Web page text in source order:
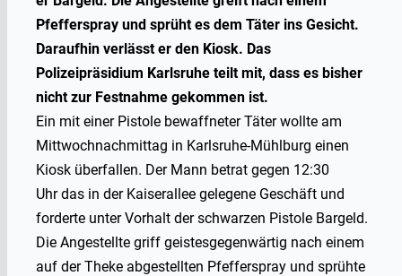
Pfefferspray und sprüht es dem Täter ins Gesicht.
Daraufhin verlässt er den Kiosk. Das
Polizeipräsidium Karlsruhe teilt mit, dass es bisher
nicht zur Festnahme gekommen ist.
Ein mit einer Pistole bewaffneter Täter wollte am
Mittwochnachmittag in Karlsruhe-Mühlburg einen
Kiosk überfallen. Der Mann betrat gegen 12:30
Uhr das in der Kaiserallee gelegene Geschäft und
forderte unter Vorhalt der schwarzen Pistole Bargeld.
Die Angestellte griff geistesgegenwärtig nach einem
auf der Theke abgestellten Pfefferspray und sprühte